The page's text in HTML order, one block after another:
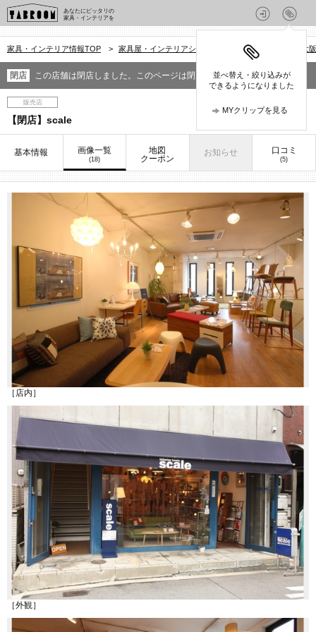
あなたにピッタリの
家具・インテリアを
並べ替え・絞り込みが
できるようになりました
MYクリップを見る
家具・インテリア情報TOP > 家具屋・インテリアショップを探す > 大
閉店 この店舗は閉店しました。このページは閉店前の情報です。
販売店
【閉店】scale
基本情報 画像一覧
(18)
地図
クーポン
お知らせ 口コミ
(5)
［店内］
［外観］